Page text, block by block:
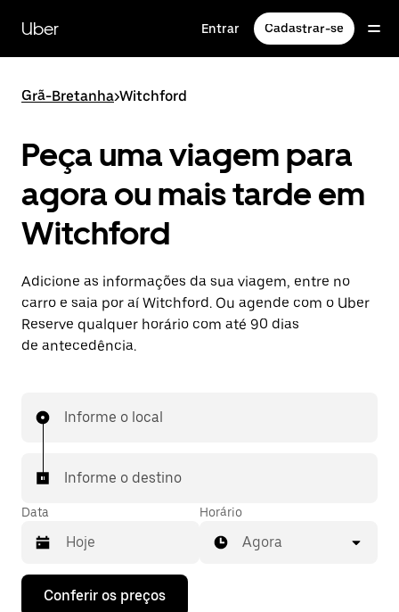
para
conteúdo
Uber Entrar Cadastrar-se
Grã-Bretanha>Witchford
Peça uma viagem para
agora ou mais tarde em
Witchford
Adicione as informações da sua viagem, entre no
carro e saia por aí Witchford. Ou agende com o Uber
Reserve qualquer horário com até 90 dias
de antecedência.
Informe o local
Informe o destino
Data
Pressione
Horário
Agora
Conferir os preços